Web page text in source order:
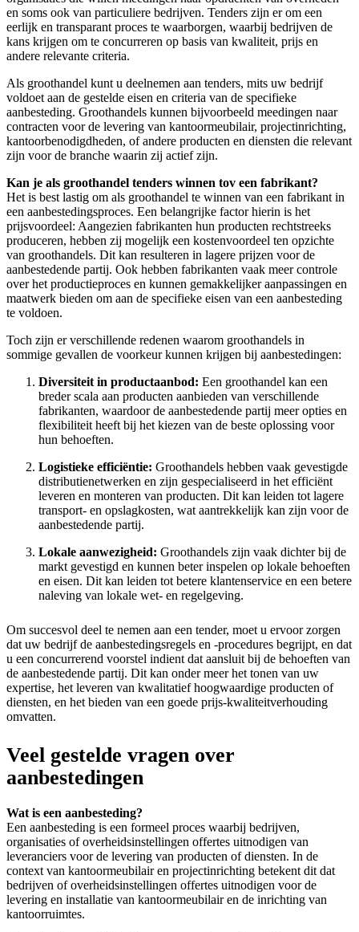
en soms ook van particuliere bedrijven. Tenders zijn er om een
eerlijk en transparant proces te waarborgen, waarbij bedrijven de
kans krijgen om te concurreren op basis van kwaliteit, prijs en
andere relevante criteria.
Als groothandel kunt u deelnemen aan tenders, mits uw bedrijf
voldoet aan de gestelde eisen en criteria van de specifieke
aanbesteding. Groothandels kunnen bijvoorbeeld meedingen naar
contracten voor de levering van kantoormeubilair, projectinrichting,
kantoorbenodigdheden, of andere producten en diensten die relevant
zijn voor de branche waarin zij actief zijn.
Kan je als groothandel tenders winnen tov een fabrikant?
Het is best lastig om als groothandel te winnen van een fabrikant in
een aanbestedingsproces. Een belangrijke factor hierin is het
prijsvoordeel: Aangezien fabrikanten hun producten rechtstreeks
produceren, hebben zij mogelijk een kostenvoordeel ten opzichte
van groothandels. Dit kan resulteren in lagere prijzen voor de
aanbestedende partij. Ook hebben fabrikanten vaak meer controle
over het productieproces en kunnen gemakkelijker aanpassingen en
maatwerk bieden om aan de specifieke eisen van een aanbesteding
te voldoen.
Toch zijn er verschillende redenen waarom groothandels in
sommige gevallen de voorkeur kunnen krijgen bij aanbestedingen:
Diversiteit in productaanbod: Een groothandel kan een
breder scala aan producten aanbieden van verschillende
fabrikanten, waardoor de aanbestedende partij meer opties en
flexibiliteit heeft bij het kiezen van de beste oplossing voor
hun behoeften.
Logistieke efficiëntie: Groothandels hebben vaak gevestigde
distributienetwerken en zijn gespecialiseerd in het efficiënt
leveren en monteren van producten. Dit kan leiden tot lagere
transport- en opslagkosten, wat aantrekkelijk kan zijn voor de
aanbestedende partij.
Lokale aanwezigheid: Groothandels zijn vaak dichter bij de
markt gevestigd en kunnen beter inspelen op lokale behoeften
en eisen. Dit kan leiden tot betere klantenservice en een betere
naleving van lokale wet- en regelgeving.
Om succesvol deel te nemen aan een tender, moet u ervoor zorgen
dat uw bedrijf de aanbestedingsregels en -procedures begrijpt, en dat
u een concurrerend voorstel indient dat aansluit bij de behoeften van
de aanbestedende partij. Dit kan onder meer het tonen van uw
expertise, het leveren van kwalitatief hoogwaardige producten of
diensten, en het bieden van een goede prijs-kwaliteitverhouding
omvatten.
Veel gestelde vragen over
aanbestedingen
Wat is een aanbesteding?
Een aanbesteding is een formeel proces waarbij bedrijven,
organisaties of overheidsinstellingen offertes uitnodigen van
leveranciers voor de levering van producten of diensten. In de
context van kantoormeubilair en projectinrichting betekent dit dat
bedrijven of overheidsinstellingen offertes uitnodigen voor de
levering en installatie van kantoormeubilair en de inrichting van
kantoorruimtes.